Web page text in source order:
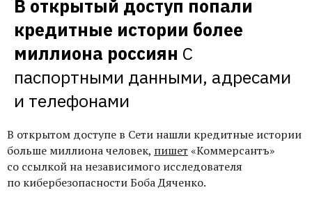
В открытый доступ попали
кредитные истории более
миллиона россиян С
паспортными данными, адресами
и телефонами
В открытом доступе в Сети нашли кредитные истории
больше миллиона человек, пишет «Коммерсантъ»
со ссылкой на независимого исследователя
по кибербезопасности Боба Дяченко.